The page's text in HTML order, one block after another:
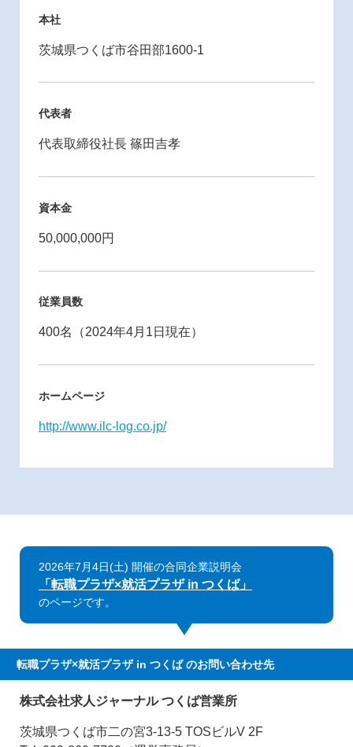
本社
茨城県つくば市谷田部1600-1
代表者
代表取締役社長 篠田吉孝
資本金
50,000,000円
従業員数
400名（2024年4月1日現在）
ホームページ
http://www.ilc-log.co.jp/
2026年7月4日(土) 開催の合同企業説明会
「転職プラザ×就活プラザ in つくば」
のページです。
転職プラザ×就活プラザ in つくばのお問い合わせ先
株式会社求人ジャーナル つくば営業所
茨城県つくば市二の宮3-13-5 TOSビルV 2F